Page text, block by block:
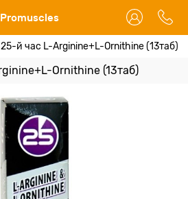
Promuscles
25-й час L-Arginine+L-Ornithine (13таб)
Ornithine (13таб)